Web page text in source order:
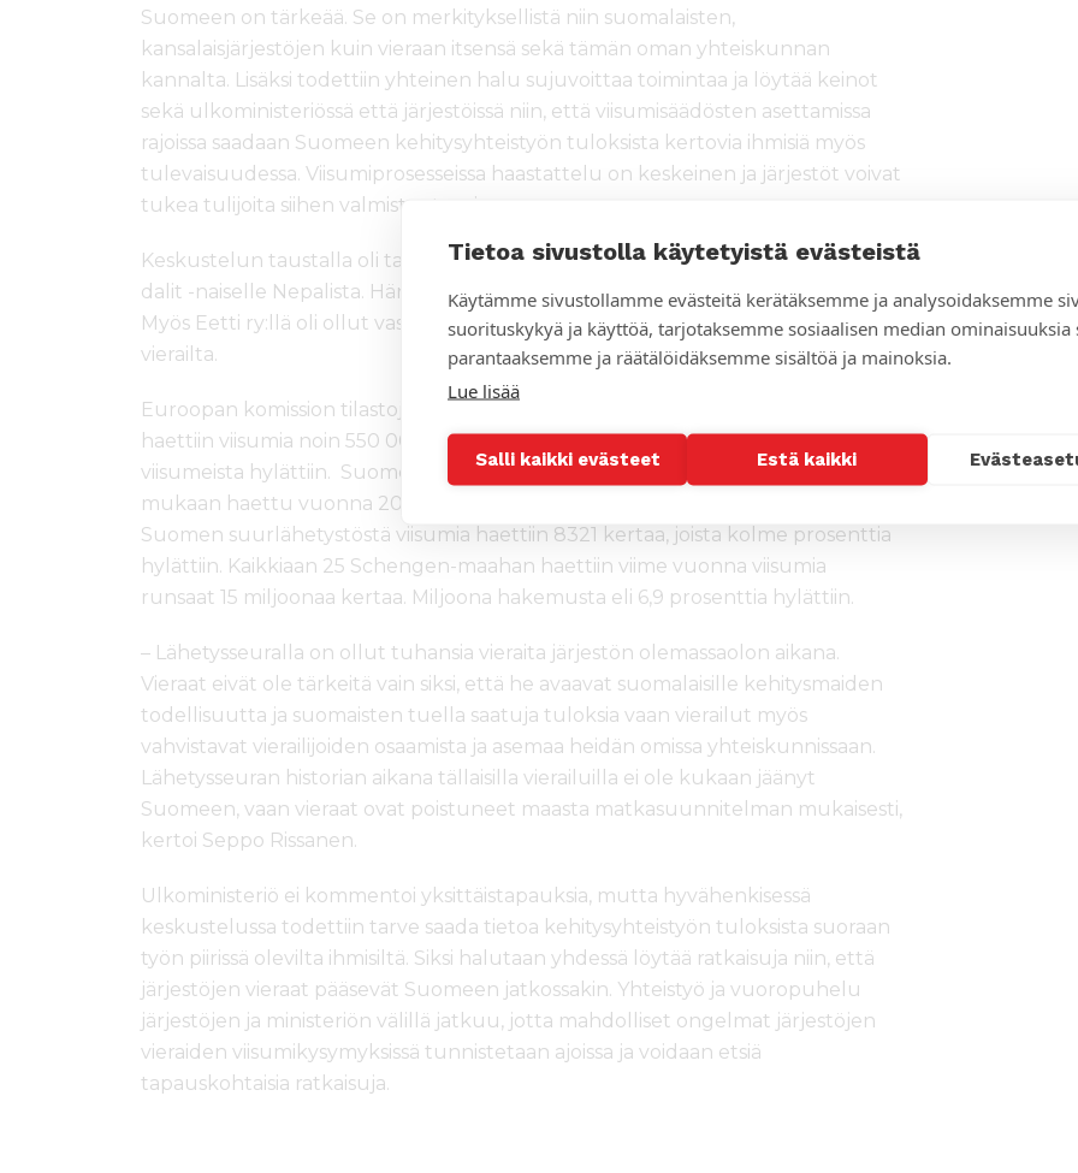
Tietoa sivustolla käytetyistä evästeistä
Käytämme sivustollamme evästeitä kerätäksemme ja analysoidaksemme
suorituskykyä ja käyttöä, tarjotaksemme sosiaalisen median ominaisuuksia
parantaaksemme ja räätälöidäksemme sisältöä ja mainoksia.
Lue lisää
Salli kaikki evästeet Estä kaikki
Suomeen on tärkeää. Se on merkityksellistä niin suomalaisten,
kansalaisjärjestöjen kuin vieraan itsensä sekä tämän oman yhteiskunnan
kannalta. Lisäksi todettiin yhteinen halu sujuvoittaa toimintaa ja löytää keinot
sekä ulkoministeriössä että järjestöissä niin, että viisumisäädösten asettamissa
rajoissa saadaan Suomeen kehitysyhteistyön tuloksista kertovia ihmisiä myös
tulevaisuudessa. Viisumiprosesseissa haastattelu on keskeinen ja järjestöt voivat
tukea tulijoita siihen valmistautumisessa.
Keskustelun taustalla oli tamperelaisen Harjun seurakunnan kutsu nuorelle
dalit -naiselle Nepalista. Hän ei saanut vierailumatkalleen Suomeen viisumia.
Myös Eetti ry:llä oli ollut vastaavanlainen viisumien epääminen intialaisilta
vierailta.
Euroopan komission tilastojen mukaan viime vuonna Suomen edustustoista
haettiin viisumia noin 550 000 kertaa. Vain puolitoista prosenttia näistä
viisumeista hylättiin. Suomen Kathmandun suurlähetystöstä on tilastojen
mukaan haettu vuonna 2016 viisumia 515 kertaa, näistä 23,7% hylätty. Intiassa
Suomen suurlähetystöstä viisumia haettiin 8321 kertaa, joista kolme prosenttia
hylättiin. Kaikkiaan 25 Schengen-maahan haettiin viime vuonna viisumia
runsaat 15 miljoonaa kertaa. Miljoona hakemusta eli 6,9 prosenttia hylättiin.
– Lähetysseuralla on ollut tuhansia vieraita järjestön olemassaolon aikana.
Vieraat eivät ole tärkeitä vain siksi, että he avaavat suomalaisille kehitysmaiden
todellisuutta ja suomaisten tuella saatuja tuloksia vaan vierailut myös
vahvistavat vierailijoiden osaamista ja asemaa heidän omissa yhteiskunnissaan.
Lähetysseuran historian aikana tällaisilla vierailuilla ei ole kukaan jäänyt
Suomeen, vaan vieraat ovat poistuneet maasta matkasuunnitelman mukaisesti,
kertoi Seppo Rissanen.
Ulkoministeriö ei kommentoi yksittäistapauksia, mutta hyvähenkisessä
keskustelussa todettiin tarve saada tietoa kehitysyhteistyön tuloksista suoraan
työn piirissä olevilta ihmisiltä. Siksi halutaan yhdessä löytää ratkaisuja niin, että
järjestöjen vieraat pääsevät Suomeen jatkossakin. Yhteistyö ja vuoropuhelu
järjestöjen ja ministeriön välillä jatkuu, jotta mahdolliset ongelmat järjestöjen
vieraiden viisumikysymyksissä tunnistetaan ajoissa ja voidaan etsiä
tapauskohtaisia ratkaisuja.